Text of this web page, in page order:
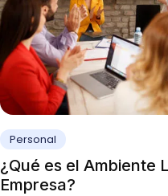
Personal
¿Qué es el Ambiente
Empresa?